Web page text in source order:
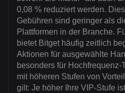
0,08 % reduziert werden.
Gebühren sind geringer als
Plattformen in der Branche.
bietet Bitget häufig zeitlich
Aktionen für ausgewählte
besonders für Hochfrequenz-
mit höheren Stufen von
gilt: Je höher Ihre VIP-Stufe